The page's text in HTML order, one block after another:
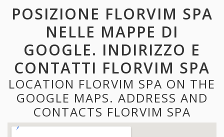
POSIZIONE FLORVIM SPA
NELLE MAPPE DI
GOOGLE. INDIRIZZO E
CONTATTI FLORVIM SPA
LOCATION FLORVIM SPA ON THE
GOOGLE MAPS. ADDRESS AND
CONTACTS FLORVIM SPA